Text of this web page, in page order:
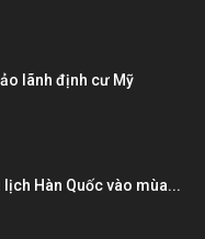
lãnh định cư Mỹ
Hàn Quốc vào mùa...